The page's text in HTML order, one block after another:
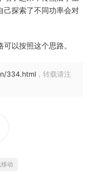
己探索了不同功率会对
以按照这个思路。
334.html ，转载请注
动